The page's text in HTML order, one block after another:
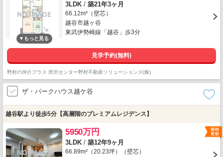
3LDK / 築21年3ヶ月
66.12m²（壁芯）
越谷市越ヶ谷
東武伊勢崎線「越谷」歩3分
見学予約(無料)
野村の仲介プラス 所沢センター野村不動産ソリューションズ(株)
ザ・パークハウス越ケ谷
越谷駅より徒歩5分【高層階のプレミアムレジデンス】
5950万円
3LDK / 築12年9ヶ月
66.89m²（20.23坪）（壁芯）